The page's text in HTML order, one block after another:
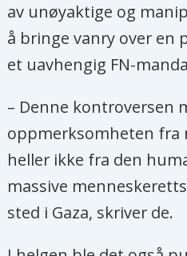
av unøyaktige og
å bringe vanry over en
et uavhengig FN-
– Denne kontroversen
oppmerksomheten fra
heller ikke fra den
massive
sted i Gaza, skriver de.